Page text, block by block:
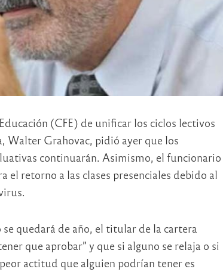
(CFE) de unificar los ciclos lectivos
Walter Grahovac, pidió ayer que los
continuarán. Asimismo, el funcionario
el retorno a las clases presenciales debido al
quedará de año, el titular de la cartera
que aprobar” y que si alguno se relaja o si
actitud que alguien podrían tener es